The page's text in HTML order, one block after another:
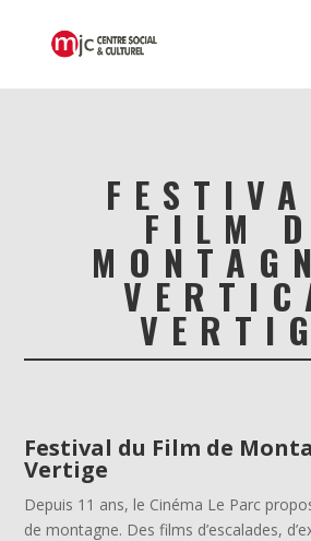
FILM
Festival du Film de
Vertige
Depuis 11 ans, le Cinéma Le Parc
de montagne. Des films d’escalades,